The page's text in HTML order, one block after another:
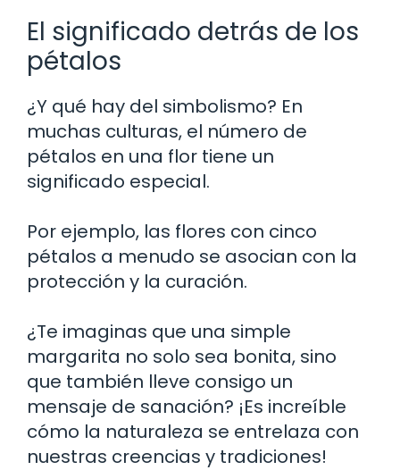
El significado detrás de los
pétalos
¿Y qué hay del simbolismo? En
muchas culturas, el número de
pétalos en una flor tiene un
significado especial.
Por ejemplo, las flores con cinco
pétalos a menudo se asocian con la
protección y la curación.
¿Te imaginas que una simple
margarita no solo sea bonita, sino
que también lleve consigo un
mensaje de sanación? ¡Es increíble
cómo la naturaleza se entrelaza con
nuestras creencias y tradiciones!